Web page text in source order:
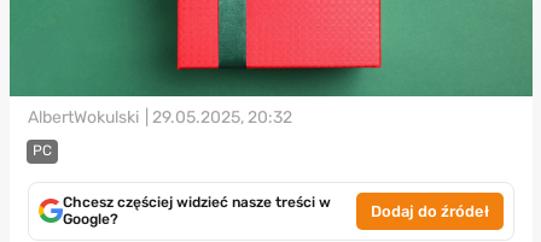
AlbertWokulski | 29.05.2025, 20:32
PC
Chcesz częściej widzieć nasze treści w
Google?
Dodaj do źródeł